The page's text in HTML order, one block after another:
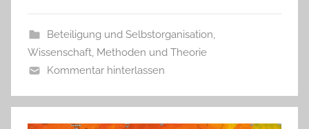
Beteiligung und Selbstorganisation,
Wissenschaft, Methoden und Theorie
Kommentar hinterlassen